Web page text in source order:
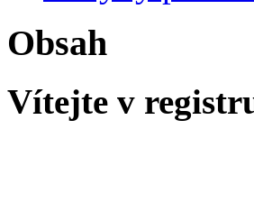
Obsah
Vítejte v